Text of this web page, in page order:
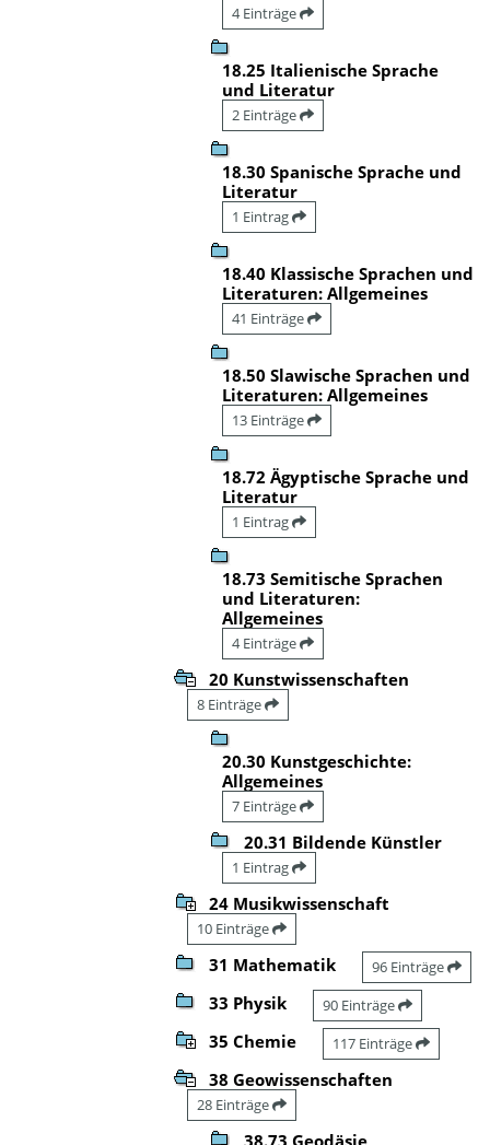
4 Einträge
18.25 Italienische Sprache
und Literatur
2 Einträge
18.30 Spanische Sprache und
Literatur
1 Eintrag
18.40 Klassische Sprachen und
Literaturen: Allgemeines
41 Einträge
18.50 Slawische Sprachen und
Literaturen: Allgemeines
13 Einträge
18.72 Ägyptische Sprache und
Literatur
1 Eintrag
18.73 Semitische Sprachen
und Literaturen:
Allgemeines
4 Einträge
20 Kunstwissenschaften
8 Einträge
20.30 Kunstgeschichte:
Allgemeines
7 Einträge
20.31 Bildende Künstler
1 Eintrag
24 Musikwissenschaft
10 Einträge
31 Mathematik 96 Einträge
33 Physik 90 Einträge
35 Chemie 117 Einträge
38 Geowissenschaften
28 Einträge
38.73 Geodäsie